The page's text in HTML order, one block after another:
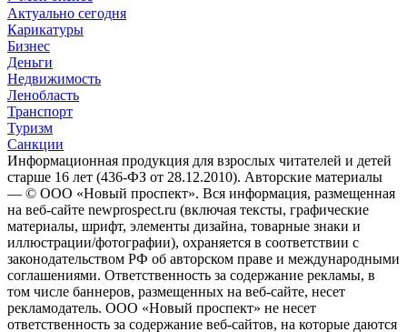
Актуально сегодня
Карикатуры
Бизнес
Деньги
Недвижимость
Ленобласть
Транспорт
Туризм
Санкции
Информационная продукция для взрослых читателей и детей
старше 16 лет (436-ФЗ от 28.12.2010). Авторские материалы
— © ООО «Новый проспект». Вся информация, размещенная
на веб-сайте newprospect.ru (включая тексты, графические
материалы, шрифт, элементы дизайна, товарные знаки и
иллюстрации/фотографии), охраняется в соответствии с
законодательством РФ об авторском праве и международными
соглашениями. Ответственность за содержание рекламы, в
том числе баннеров, размещенных на веб-сайте, несет
рекламодатель. ООО «Новый проспект» не несет
ответственность за содержание веб-сайтов, на которые даются